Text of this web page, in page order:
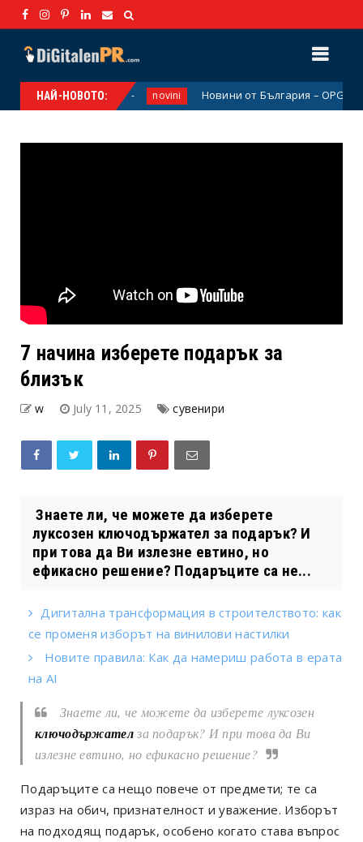
НАЙ-НОВОТО:
novini Новини от България – OPGBG.com:
7 начина изберете подарък за
близък
w July 11, 2025 сувенири
Знаете ли, че можете да изберете
луксозен ключодържател за подарък? И
при това да Ви излезне евтино, но
ефикасно решение? Подаръците са не...
Дигитална трансформация в строителството: как
се променя изборът на винилови настилки
Новите правила: Как да намериш работа в ерата
на AI
Знаете ли, че можете да изберете луксозен
ключодържателза подарък? И при това да Ви
излезне евтино, но ефикасно решение?
Подаръците са нещо повече от предмети; те са
израз на обич, признателност и уважение. Изборът
на подходящ подарък, особено когато става въпрос